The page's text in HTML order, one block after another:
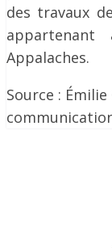
des travaux
Appalaches.
Source :